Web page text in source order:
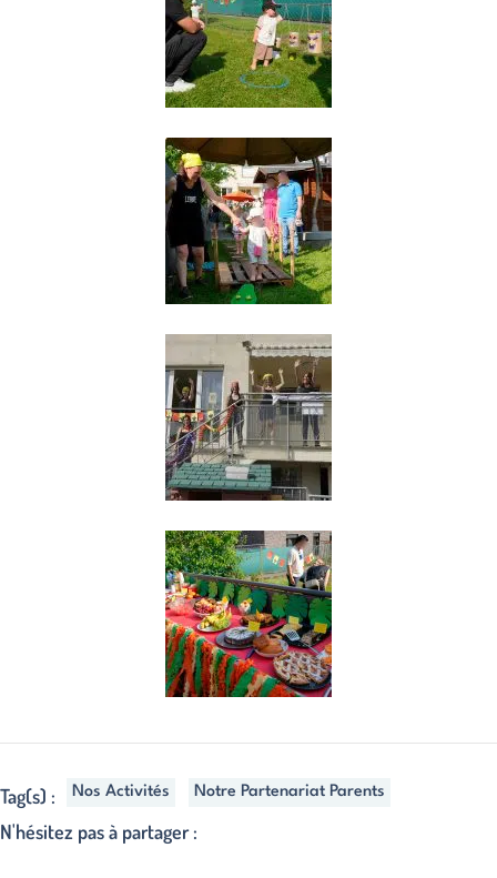
Tag(s) : Nos Activités Notre Partenariat Parents
N'hésitez pas à partager :